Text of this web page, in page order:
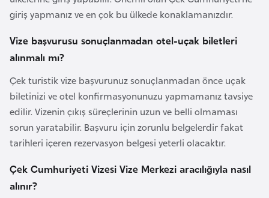
giriş yapmanız ve en çok bu ülkede konaklamanızdır.
Vize başvurusu sonuçlanmadan otel-uçak biletleri
alınmalı mı?
Çek turistik vize başvurunuz sonuçlanmadan önce uçak
biletinizi ve otel konfirmasyonunuzu yapmamanız tavsiye
edilir. Vizenin çıkış süreçlerinin uzun ve belli olmaması
sorun yaratabilir. Başvuru için zorunlu belgelerdir fakat
tarihleri içeren rezervasyon belgesi yeterli olacaktır.
Çek Cumhuriyeti Vizesi Vize Merkezi aracılığıyla nasıl
alınır?
e
m
r
a
t
i
k
K
n
g